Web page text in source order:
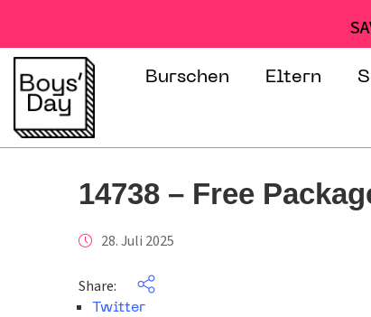
Burschen Eltern
14738 – Free
28. Juli 2025
Share:
Twitter